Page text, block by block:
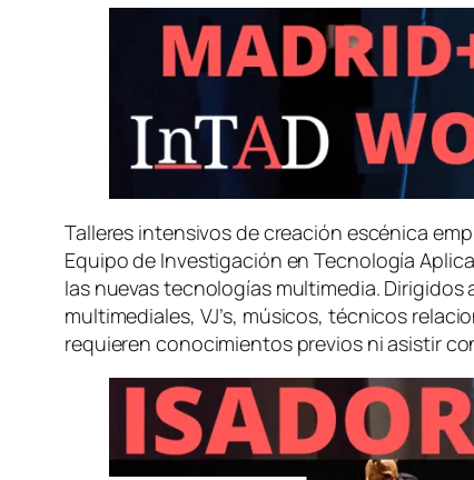
Talleres intensivos de creación escénica
Equipo de Investigación en Tecnología
las nuevas tecnologías multimedia.
multimediales, VJ’s, músicos, técnicos
requieren conocimientos previos ni asistir